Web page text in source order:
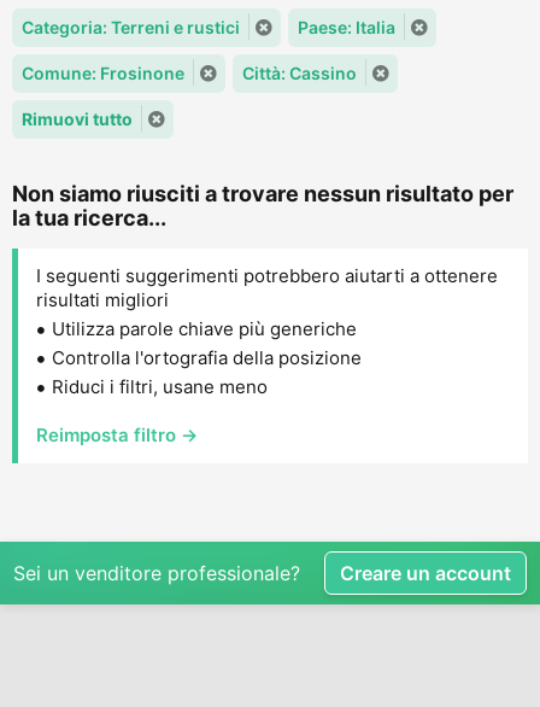
Categoria: Terreni e rustici Paese: Italia
Comune: Frosinone Città: Cassino
Rimuovi tutto
Non siamo riusciti a trovare nessun risultato per
la tua ricerca...
I seguenti suggerimenti potrebbero aiutarti a ottenere
risultati migliori
Utilizza parole chiave più generiche
Controlla l'ortografia della posizione
Riduci i filtri, usane meno
Reimposta filtro →
Sei un venditore professionale? Creare un account